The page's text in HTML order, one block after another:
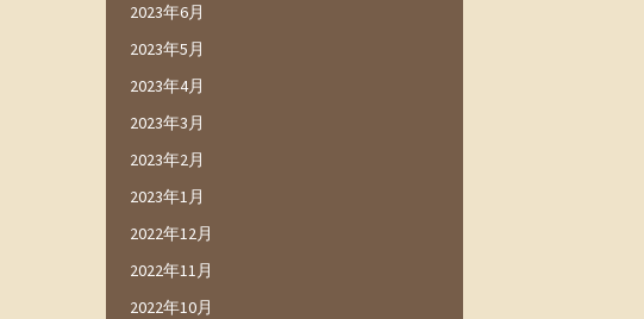
2023年6月
2023年5月
2023年4月
2023年3月
2023年2月
2023年1月
2022年12月
2022年11月
2022年10月